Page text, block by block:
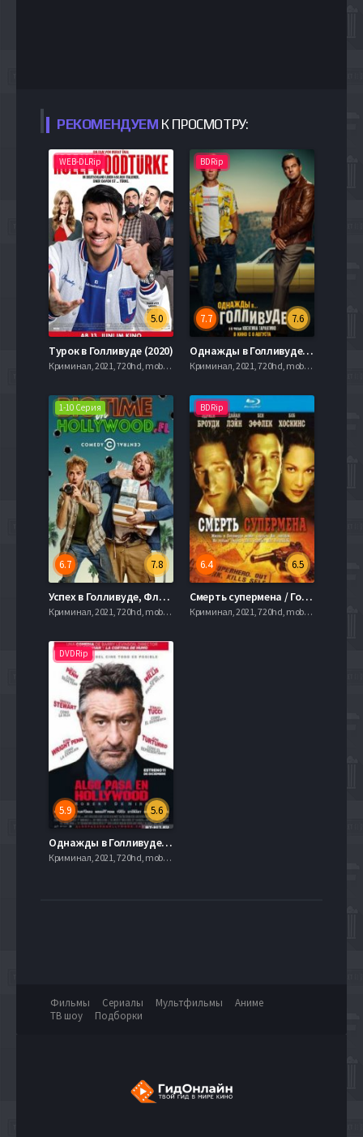
РЕКОМЕНДУЕМ К ПРОСМОТРУ:
WEB-DLRip
5.0
Турок в Голливуде (2020)
Криминал, 2021, 720hd, mobilen
BDRip
7.6
7.7
Однажды в Голливуде / Однажды в… Голливуде (2019)
Криминал, 2021, 720hd, mobilen
1-10 Серия
7.8
6.7
Успех в Голливуде, Флорида (2015)
Криминал, 2021, 720hd, mobilen
BDRip
6.5
6.4
Смерть супермена / Голливудлэнд (2006)
Криминал, 2021, 720hd, mobilen
DVDRip
5.6
5.9
Однажды в Голливуде (2008)
Криминал, 2021, 720hd, mobilen
Фильмы Сериалы Мультфильмы
Аниме
ТВ шоу
Подборки